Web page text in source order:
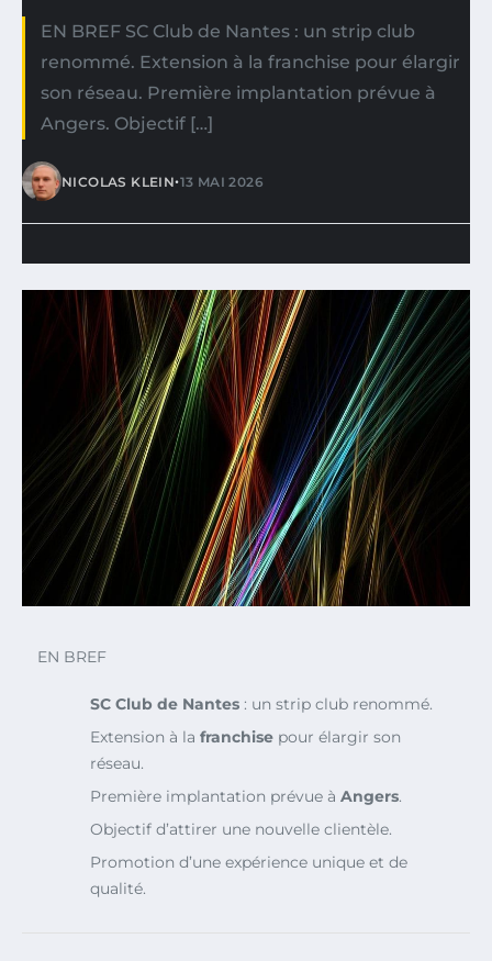
EN BREF SC Club de Nantes : un strip club
renommé. Extension à la franchise pour élargir
son réseau. Première implantation prévue à
Angers. Objectif […]
NICOLAS KLEIN•13 MAI 2026
EN BREF
SC Club de Nantes : un strip club renommé.
Extension à la franchise pour élargir son
réseau.
Première implantation prévue à Angers.
Objectif d’attirer une nouvelle clientèle.
Promotion d’une expérience unique et de
qualité.